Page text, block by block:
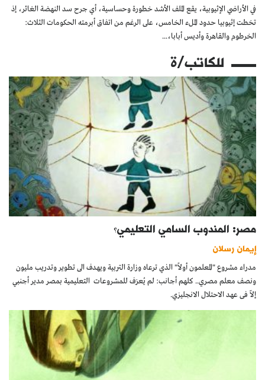
في الأراضي الإثيوبية، يقع الملف الأشد خطورة وحساسية، أي جرح سد النهضة الغائر، إذ
تخطت إثيوبيا حدود الملء الخامس، على الرغم من اتفاق أبرمته الحكومات الثلاث:
الخرطوم والقاهرة وأديس أبابا،...
للكاتب/ة
مصر: المندوب السامي التعليمي؟
إيمان رسلان
مدراء مشروع "المعلمون أولاً" الذي ترعاه وزارة التربية ويهدف الى تطوير وتدريب مليون
ونصف معلم مصري.. كلهم أجانب: لم يُعرَف للمشروعات التعليمية بمصر مدير أجنبي
إلاّ فى عهد الاحتلال الانجليزي.